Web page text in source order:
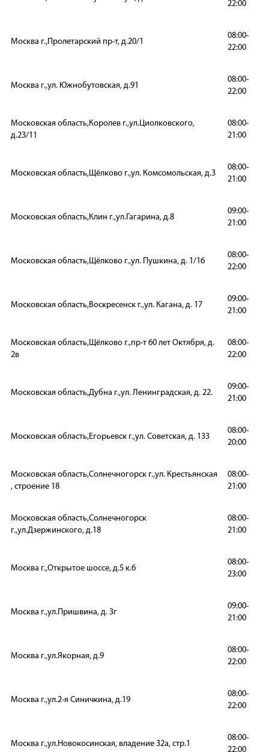
22:00
Москва г.,Пролетарский пр-т, д.20/1
08:00-
22:00
Москва г.,ул. Южнобутовская, д.91
08:00-
22:00
Московская область,Королев г.,ул.Циолковского,
д.23/11
08:00-
21:00
Московская область,Щёлково г.,ул. Комсомольская, д.3
08:00-
21:00
Московская область,Клин г.,ул.Гагарина, д.8
09:00-
21:00
Московская область,Щёлково г.,ул. Пушкина, д. 1/16
08:00-
22:00
Московская область,Воскресенск г.,ул. Кагана, д. 17
09:00-
21:00
Московская область,Щёлково г.,пр-т 60 лет Октября, д.
2в
08:00-
22:00
Московская область,Дубна г.,ул. Ленинградская, д. 22.
09:00-
21:00
Московская область,Егорьевск г.,ул. Советская, д. 133
08:00-
20:00
Московская область,Солнечногорск г.,ул. Крестьянская
, строение 18
08:00-
21:00
Московская область,Солнечногорск
г.,ул.Дзержинского, д.18
08:00-
21:00
Москва г.,Открытое шоссе, д.5 к.6
08:00-
23:00
Москва г.,ул.Пришвина, д. 3г
09:00-
21:00
Москва г.,ул.Якорная, д.9
08:00-
22:00
Москва г.,ул.2-я Синичкина, д.19
08:00-
22:00
Москва г.,ул.Новокосинская, владение 32а, стр.1
08:00-
22:00